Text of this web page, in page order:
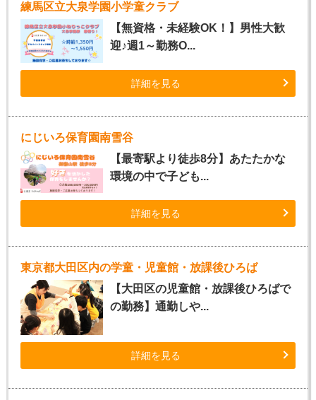
練馬区立大泉学園小学童クラブ
【無資格・未経験OK！】男性大歓
迎♪週1～勤務O...
詳細を見る
にじいろ保育園南雪谷
【最寄駅より徒歩8分】あたたかな
環境の中で子ども...
詳細を見る
東京都大田区内の学童・児童館・放課後ひろば
【大田区の児童館・放課後ひろばで
の勤務】通勤しや...
詳細を見る